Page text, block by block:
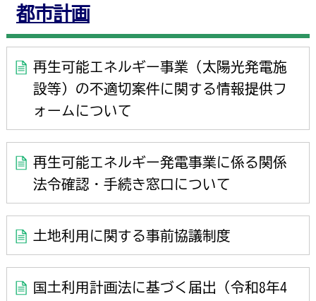
都市計画
再生可能エネルギー事業（太陽光発電施
設等）の不適切案件に関する情報提供フ
ォームについて
再生可能エネルギー発電事業に係る関係
法令確認・手続き窓口について
土地利用に関する事前協議制度
国土利用計画法に基づく届出（令和8年4